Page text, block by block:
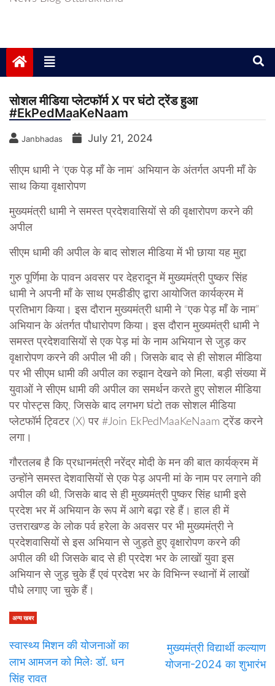
सोशल मीडिया प्लेटफॉर्म X पर घंटो ट्रेंड हुआ
#EkPedMaaKeNaam
Janbhadas July 21, 2024
सीएम धामी ने ‘एक पेड़ माँ के नाम’ अभियान के अंतर्गत अपनी माँ के
साथ किया वृक्षारोपण
मुख्यमंत्री धामी ने समस्त प्रदेशवासियों से की वृक्षारोपण करने की
अपील
सीएम धामी की अपील के बाद सोशल मीडिया में भी छाया यह मुद्दा
गुरु पूर्णिमा के पावन अवसर पर देहरादून में मुख्यमंत्री पुष्कर सिंह
धामी ने अपनी माँ के साथ एमडीडीए द्वारा आयोजित कार्यक्रम में
प्रतिभाग किया। इस दौरान मुख्यमंत्री धामी ने “एक पेड़ माँ के नाम”
अभियान के अंतर्गत पौधारोपण किया। इस दौरान मुख्यमंत्री धामी ने
समस्त प्रदेशवासियों से एक पेड़ मां के नाम अभियान से जुड़ कर
वृक्षारोपण करने की अपील भी की। जिसके बाद से ही सोशल मीडिया
पर भी सीएम धामी की अपील का रुझान देखने को मिला, बड़ी संख्या में
युवाओं ने सीएम धामी की अपील का समर्थन करते हुए सोशल मीडिया
पर पोस्ट्स किए, जिसके बाद लगभग घंटो तक सोशल मीडिया
प्लेटफॉर्म ट्विटर (X) पर #Join EkPedMaaKeNaam ट्रेंड करने
लगा।
गौरतलब है कि प्रधानमंत्री नरेंद्र मोदी के मन की बात कार्यक्रम में
उन्होंने समस्त देशवासियों से एक पेड़ अपनी मां के नाम पर लगाने की
अपील की थी, जिसके बाद से ही मुख्यमंत्री पुष्कर सिंह धामी इसे
प्रदेश भर में अभियान के रूप में आगे बढ़ा रहे हैं। हाल ही में
उत्तराखण्ड के लोक पर्व हरेला के अवसर पर भी मुख्यमंत्री ने
प्रदेशवासियों से इस अभियान से जुड़ते हुए वृक्षारोपण करने की
अपील की थी जिसके बाद से ही प्रदेश भर के लाखों युवा इस
अभियान से जुड़ चुके हैं एवं प्रदेश भर के विभिन्न स्थानों में लाखों
पौधे लगाए जा चुके हैं।
अन्य खबर
स्वास्थ्य मिशन की योजनाओं का
लाभ आमजन को मिलेः डॉ. धन
सिंह रावत
मुख्यमंत्री विद्यार्थी कल्याण
योजना-2024 का शुभारंभ